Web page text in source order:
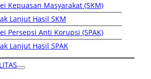
Kepuasan Masyarakat (SKM)
Lanjut Hasil SKM
Persepsi Anti Korupsi (SPAK)
Lanjut Hasil SPAK